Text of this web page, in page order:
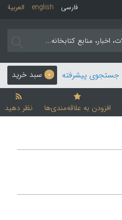
العربیة english فارسی
0 سبد خرید جستجوی پیشرفته
افزودن به علاقه‌مندی‌ها نظر دهید